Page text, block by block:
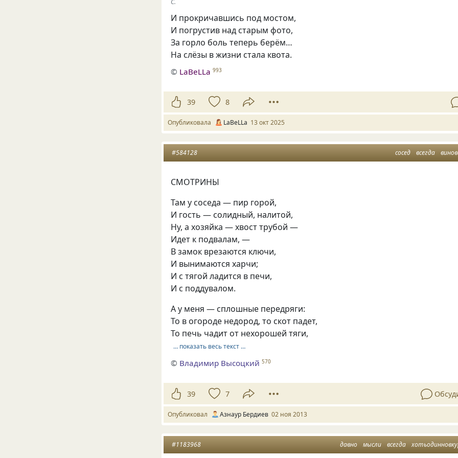
С.
И прокричавшись под мостом,
И погрустив над старым фото,
За горло боль теперь берём…
На слёзы в жизни стала квота.
© LaBeLLa 993
39 8
Опубликовала LaBeLLa 13 окт 2025
сосед всегда
#584128
СМОТРИНЫ
Там у соседа — пир горой,
И гость — солидный, налитой,
Ну, а хозяйка — хвост трубой —
Идет к подвалам, —
В замок врезаются ключи,
И вынимаются харчи;
И с тягой ладится в печи,
И с поддувалом.
А у меня — сплошные передряги:
То в огороде недород, то скот падет,
То печь чадит от нехорошей тяги,
… показать весь текст …
© Владимир Высоцкий 570
39 7
Опубликовал Азнаур Бердиев 02 ноя 2013
давно мысли всегда
#1183968